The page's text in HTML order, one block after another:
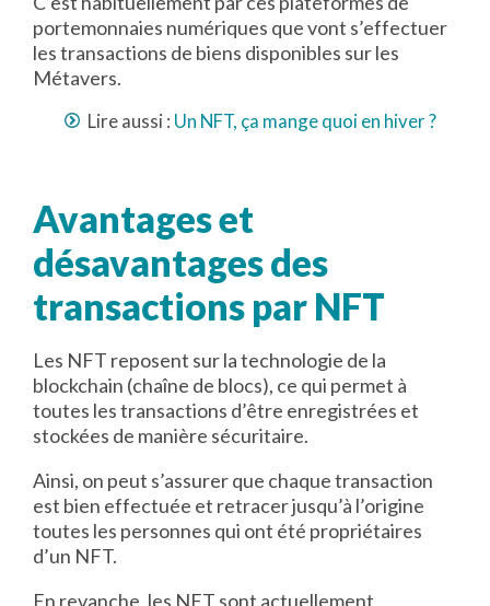
portemonnaies numériques que vont s’effectuer
les transactions de biens disponibles sur les
Métavers.
Lire aussi : Un NFT, ça mange quoi en hiver ?
Avantages et
désavantages des
transactions par NFT
Les NFT reposent sur la technologie de la
blockchain (chaîne de blocs), ce qui permet à
toutes les transactions d’être enregistrées et
stockées de manière sécuritaire.
Ainsi, on peut s’assurer que chaque transaction
est bien effectuée et retracer jusqu’à l’origine
toutes les personnes qui ont été propriétaires
d’un NFT.
En revanche, les NFT sont actuellement